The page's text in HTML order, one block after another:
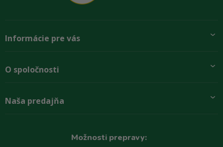
Informácie pre vás
Preprava a platba
Rady zákazníkom
O spoločnosti
O firme
Naša predajňa
Možnosti prepravy: